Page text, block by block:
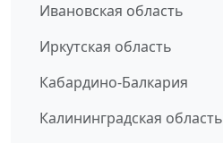
Ивановская область
Иркутская область
Кабардино-Балкария
Калининградская область